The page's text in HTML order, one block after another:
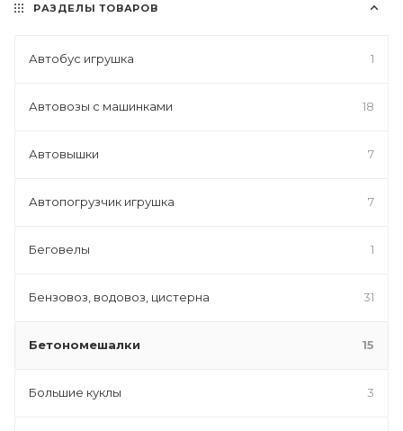
РАЗДЕЛЫ ТОВАРОВ
Автобус игрушка 1
Автовозы с машинками 18
Автовышки 7
Автопогрузчик игрушка 7
Беговелы 1
Бензовоз, водовоз, цистерна 31
Бетономешалки 15
Большие куклы 3